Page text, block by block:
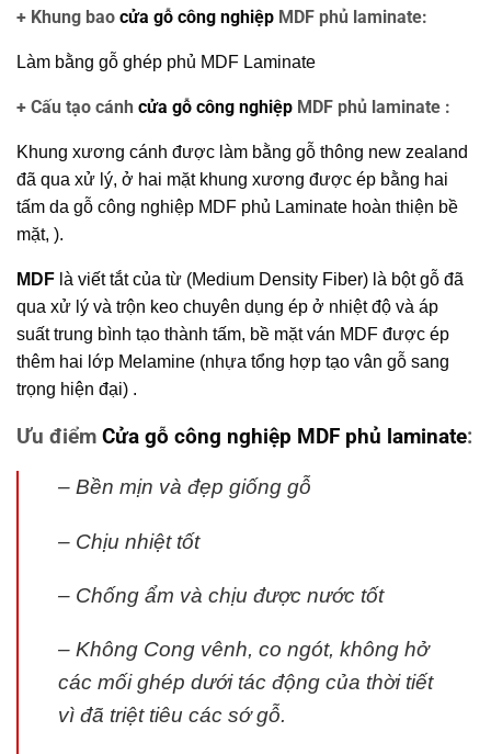
+ Khung bao cửa gỗ công nghiệp MDF phủ laminate:
Làm bằng gỗ ghép phủ MDF Laminate
+ Cấu tạo cánh cửa gỗ công nghiệp MDF phủ laminate :
Khung xương cánh được làm bằng gỗ thông new zealand
đã qua xử lý, ở hai mặt khung xương được ép bằng hai
tấm da gỗ công nghiệp MDF phủ Laminate hoàn thiện bề
mặt, ).
MDF là viết tắt của từ (Medium Density Fiber) là bột gỗ đã
qua xử lý và trộn keo chuyên dụng ép ở nhiệt độ và áp
suất trung bình tạo thành tấm, bề mặt ván MDF được ép
thêm hai lớp Melamine (nhựa tổng hợp tạo vân gỗ sang
trọng hiện đại) .
Ưu điểm Cửa gỗ công nghiệp MDF phủ laminate:
– Bền mịn và đẹp giống gỗ
– Chịu nhiệt tốt
– Chống ẩm và chịu được nước tốt
– Không Cong vênh, co ngót, không hở
các mối ghép dưới tác động của thời tiết
vì đã triệt tiêu các sớ gỗ.